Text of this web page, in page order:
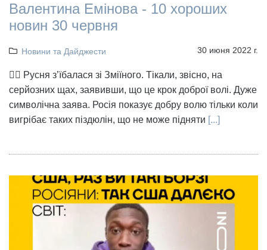
Валентина Емінова - 10 хороших
новин 30 червня
Новини та Дайджести 30 июня 2022 г.
👉🏻 Русня з’їбалася зі Зміїного. Тікали, звісно, на
серйозних щах, заявивши, що це крок доброї волі. Дуже
символічна заява. Росія показує добру волю тільки коли
вигрібає таких піздюлін, що не може підняти [...]